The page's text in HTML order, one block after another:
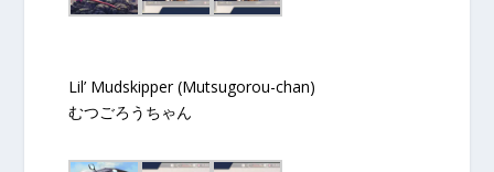
Lil’ Mudskipper (Mutsugorou-chan)
むつごろうちゃん